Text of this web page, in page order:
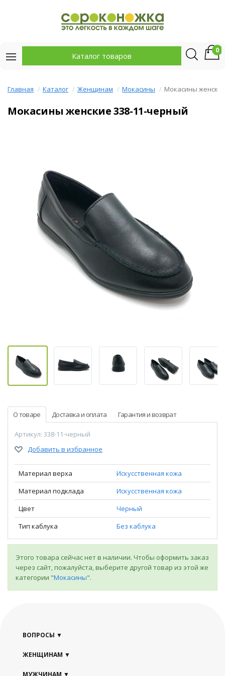
Каталог товаров
0
Главная Каталог Женщинам Мокасины Мокасины
Мокасины женские 338-11-черный
О товаре Доставка и оплата Гарантия и возврат
Артикул: 338-11-черный
Добавить в избранное
Материал верха
Искусственная кожа
Материал подклада
Искусственная кожа
Цвет
Черный
Тип каблука
Без каблука
Этого товара сейчас нет в наличии. Чтобы оформить заказ
через сайт, пожалуйста, выберите другой товар из этой же
категории "Мокасины".
ВОПРОСЫ
ЖЕНЩИНАМ
МУЖЧИНАМ